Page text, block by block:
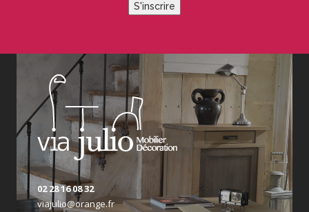
S'inscrire
02 28 16 08 32
viajulio@orange.fr